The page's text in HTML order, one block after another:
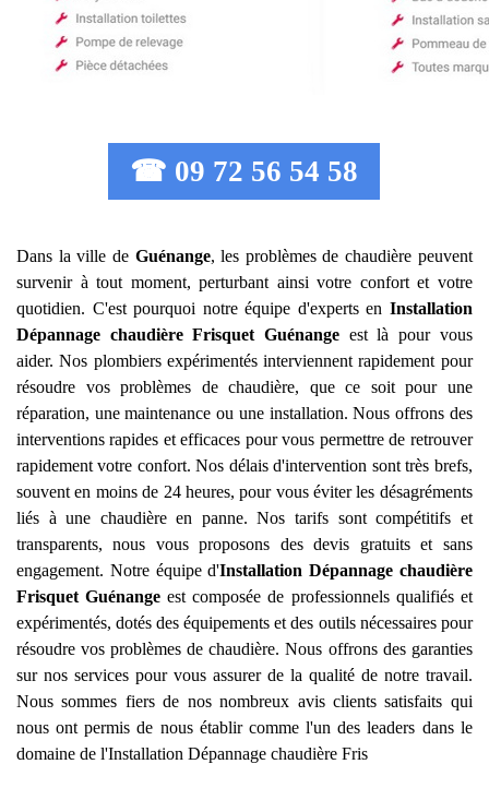
☎ 09 72 56 54 58
Dans la ville de Guénange, les problèmes de chaudière peuvent
survenir à tout moment, perturbant ainsi votre confort et votre
quotidien. C'est pourquoi notre équipe d'experts en Installation
Dépannage chaudière Frisquet Guénange est là pour vous
aider. Nos plombiers expérimentés interviennent rapidement pour
résoudre vos problèmes de chaudière, que ce soit pour une
réparation, une maintenance ou une installation. Nous offrons des
interventions rapides et efficaces pour vous permettre de retrouver
rapidement votre confort. Nos délais d'intervention sont très brefs,
souvent en moins de 24 heures, pour vous éviter les désagréments
liés à une chaudière en panne. Nos tarifs sont compétitifs et
transparents, nous vous proposons des devis gratuits et sans
engagement. Notre équipe d'Installation Dépannage chaudière
Frisquet Guénange est composée de professionnels qualifiés et
expérimentés, dotés des équipements et des outils nécessaires pour
résoudre vos problèmes de chaudière. Nous offrons des garanties
sur nos services pour vous assurer de la qualité de notre travail.
Nous sommes fiers de nos nombreux avis clients satisfaits qui
nous ont permis de nous établir comme l'un des leaders dans le
domaine de l'Installation Dépannage chaudière Fris